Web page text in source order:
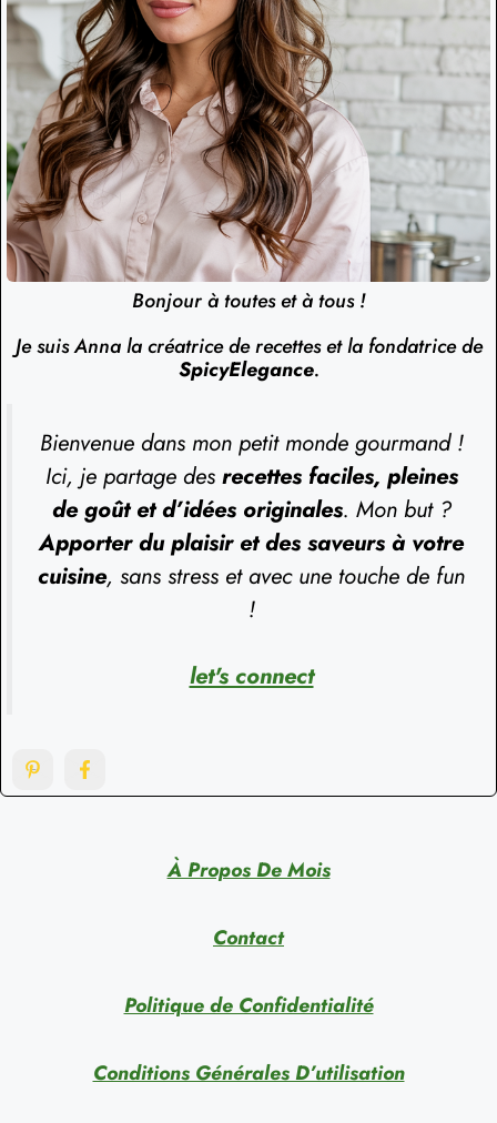
Bonjour à toutes et à tous !
Je suis Anna la créatrice de recettes et la fondatrice de
SpicyElegance.
Bienvenue dans mon petit monde gourmand !
Ici, je partage des recettes faciles, pleines
de goût et d’idées originales. Mon but ?
Apporter du plaisir et des saveurs à votre
cuisine, sans stress et avec une touche de fun
!
let's connect
À Propos De Mois
Contact
Politique de Confidentialité
Conditions Générales D’utilisation